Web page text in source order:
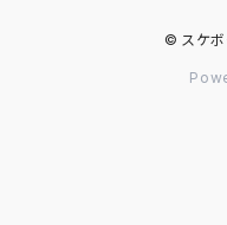
© スケ